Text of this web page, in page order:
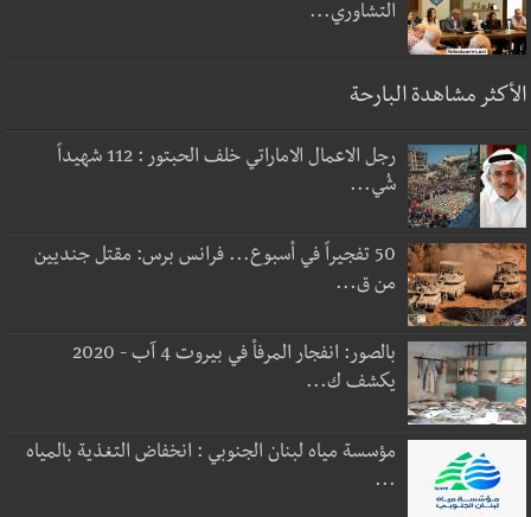
التشاوري...
الأكثر مشاهدة البارحة
رجل الاعمال الاماراتي خلف الحبتور : 112 شهيداً
شُي...
50 تفجيراً في أسبوع... فرانس برس: مقتل جنديين
من ق...
بالصور: انفجار المرفأ في بيروت 4 آب - 2020
يكشف ك...
مؤسسة مياه لبنان الجنوبي : انخفاض التغذية بالمياه
...